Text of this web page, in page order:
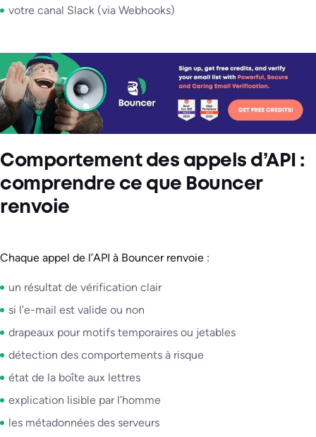
votre canal Slack (via Webhooks)
Comportement des appels d’API :
comprendre ce que Bouncer
renvoie
Chaque appel de l’API à Bouncer renvoie :
un résultat de vérification clair
si l’e-mail est valide ou non
drapeaux pour motifs temporaires ou jetables
détection des comportements à risque
état de la boîte aux lettres
explication lisible par l’homme
les métadonnées des serveurs